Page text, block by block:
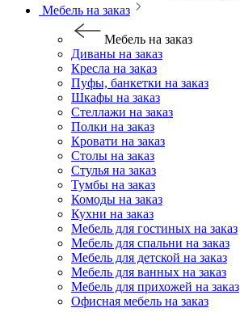
Мебель на заказ
Мебель на заказ
Диваны на заказ
Кресла на заказ
Пуфы, банкетки на заказ
Шкафы на заказ
Стеллажи на заказ
Полки на заказ
Кровати на заказ
Столы на заказ
Стулья на заказ
Тумбы на заказ
Комоды на заказ
Кухни на заказ
Мебель для гостиных на заказ
Мебель для спальни на заказ
Мебель для детской на заказ
Мебель для ванных на заказ
Мебель для прихожей на заказ
Офисная мебель на заказ